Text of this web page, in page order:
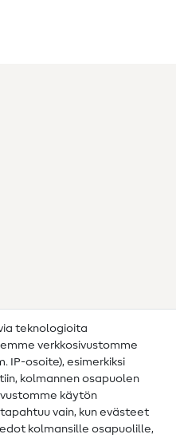
teknologioita
verkkosivustomme
IP-osoite), esimerkiksi
kolmannen osapuolen
käytön
vain, kun evästeet
kolmansille osapuolille,